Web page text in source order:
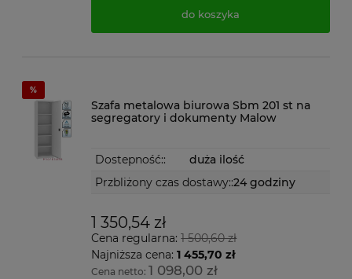
do koszyka
Szafa metalowa biurowa Sbm 201 st na
segregatory i dokumenty Malow
Dostepność::
duża ilość
Przbliżony czas dostawy::24 godziny
1 350,54 zł
Cena regularna:1 500,60 zł
Najniższa cena:1 455,70 zł
Cena netto:1 098,00 zł